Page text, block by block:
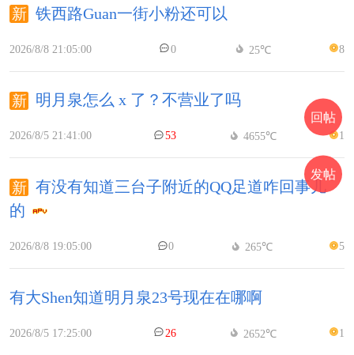
铁西路Guan一街小粉还可以
2026/8/8 21:05:00 0 25℃ 8
明月泉怎么 x 了？不营业了吗
2026/8/5 21:41:00 53 4655℃ 1
有没有知道三台子附近的QQ足道咋回事儿
的
2026/8/8 19:05:00 0 265℃ 5
有大Shen知道明月泉23号现在在哪啊
2026/8/5 17:25:00 26 2652℃ 1
回帖
发帖